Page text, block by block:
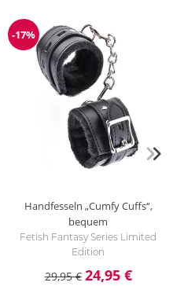
Reduzierung
-17%
Handfesseln „Cumfy Cuffs“,
bequem
Fetish Fantasy Series Limited
Edition
29,95 € 24,95 €